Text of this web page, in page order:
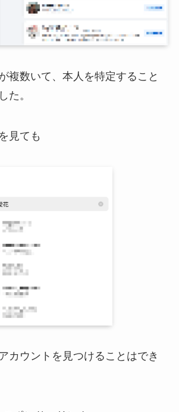
複数いて、本人を特定すること
た。
見ても
カウントを見つけることはでき